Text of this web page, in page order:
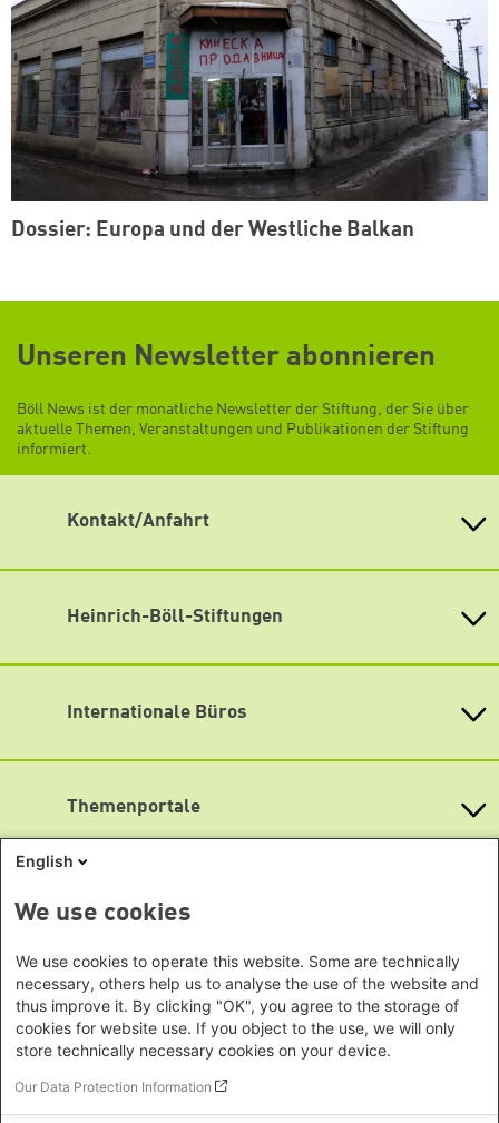
Dossier: Europa und der Westliche Balkan
Unseren Newsletter abonnieren
Böll News ist der monatliche Newsletter der Stiftung, der Sie über
aktuelle Themen, Veranstaltungen und Publikationen der Stiftung
informiert.
Kontakt/Anfahrt
Empfang und Auskunft
info@boell.de
Montag bis Freitag
Lageplan
Heinrich-Böll-Stiftungen
Heinrich-Böll-Stiftungen in den
Baden-Württemberg
Mecklenburg-Vorpommern
Niedersachsen
Nordrhein-Westfalen
Rheinland-Pfalz
Sachsen
Internationale Büros
Büro Neu-Delhi - Indien
Büro Phnom Penh - Kambodscha
Büro Südostasien
Dialog
Büro Horn von Afrika -
Somalia/Somaliland, Sudan,
Äthiopien
Büro Nairobi - Kenia, Uganda,
Tansania
Büro Abuja - Nigeria
Themenportale
Heimatkunde
Gunda-Werner-Institut
Archiv Grünes Gedächtnis
Studienwerk
Mediatheken
Antifeminismus begegnen
Gender Mediathek
Grüne Websites
Bündnis 90 / Die Grünen
Bundestagsfraktion
European Greens
Social Links
English
We use cookies
We use cookies to operate this website. Some are technically
necessary, others help us to analyse the use of the website and
thus improve it. By clicking "OK", you agree to the storage of
cookies for website use. If you object to the use, we will only
store technically necessary cookies on your device.
Our Data Protection Information